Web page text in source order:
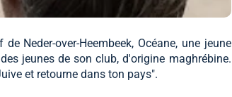
Neder-over-Heembeek, Océane, une jeune
jeunes de son club, d'origine maghrébine.
et retourne dans ton pays".